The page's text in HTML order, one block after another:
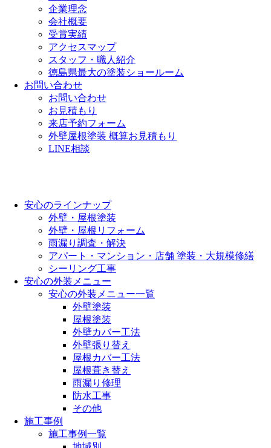
企業理念
会社概要
受賞実績
アクセスマップ
スタッフ・職人紹介
徳島県最大の塗装ショールーム
お問い合わせ
お問い合わせ
お見積もり
来店予約フォーム
外壁屋根塗装 概算お見積もり
LINE相談
安心のラインナップ
外壁・屋根塗装
外壁・屋根リフォーム
雨漏り調査・解決
アパート・マンション・店舗 塗装・大規模修繕
シーリング工事
安心の外装メニュー
安心の外装メニュー一覧
外壁塗装
屋根塗装
外壁カバー工法
外壁張り替え
屋根カバー工法
屋根葺き替え
雨漏り修理
防水工事
その他
施工事例
施工事例一覧